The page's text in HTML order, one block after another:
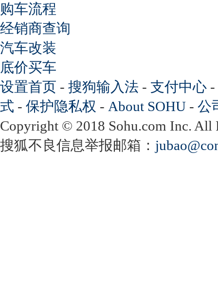
购车流程
经销商查询
汽车改装
底价买车
设置首页 - 搜狗输入法 - 支付中心 -
式 - 保护隐私权 - About SOHU - 公
Copyright © 2018 Sohu.com Inc.
搜狐不良信息举报邮箱：